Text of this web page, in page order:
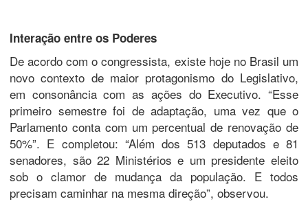
Interação entre os Poderes
De acordo com o congressista, existe hoje no Brasil um
novo contexto de maior protagonismo do Legislativo,
em consonância com as ações do Executivo. “Esse
primeiro semestre foi de adaptação, uma vez que o
Parlamento conta com um percentual de renovação de
50%”. E completou: “Além dos 513 deputados e 81
senadores, são 22 Ministérios e um presidente eleito
sob o clamor de mudança da população. E todos
precisam caminhar na mesma direção”, observou.